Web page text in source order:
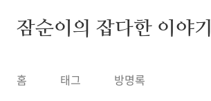
잠순이의 잡다한 이야기
홈 태그 방명록